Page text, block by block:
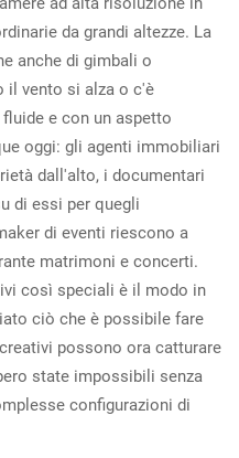
da grandi altezze. La
anche di gimbali o
il vento si alza o c'è
e con un aspetto
oggi: gli agenti immobiliari
dall'alto, i documentari
di essi per quegli
di eventi riescono a
matrimoni e concerti.
così speciali è il modo in
ciò che è possibile fare
possono ora catturare
state impossibili senza
configurazioni di